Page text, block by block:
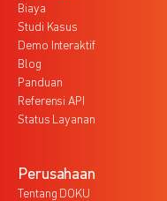
Biaya
Studi Kasus
Demo Interaktif
Blog
Panduan
Referensi API
Status Layanan
Perusahaan
Tentang DOKU